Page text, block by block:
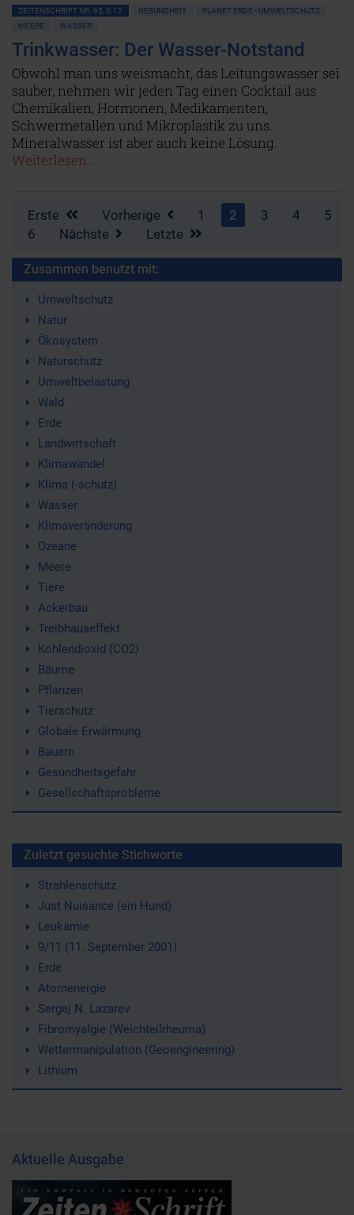
ZEITENSCHRIFT NR. 95, S.12 GESUNDHEIT
PLANET ERDE • UMWELTSCHUTZ
MEERE
WASSER
Trinkwasser: Der Wasser-Notstand
Obwohl man uns weismacht, das Leitungswasser sei
sauber, nehmen wir jeden Tag einen Cocktail aus
Chemikalien, Hormonen, Medikamenten,
Schwermetallen und Mikroplastik zu uns.
Mineralwasser ist aber auch keine Lösung.
Weiterlesen...
Erste Vorherige 1 2 3 4
5
6
Nächste Letzte
Zusammen benutzt mit:
Umweltschutz
Natur
Ökosystem
Naturschutz
Umweltbelastung
Wald
Erde
Landwirtschaft
Klimawandel
Klima (-schutz)
Wasser
Klimaveränderung
Ozeane
Meere
Tiere
Ackerbau
Treibhauseffekt
Kohlendioxid (CO2)
Bäume
Pflanzen
Tierschutz
Globale Erwärmung
Bauern
Gesundheitsgefahr
Gesellschaftsprobleme
Zuletzt gesuchte Stichworte
Strahlenschutz
Just Nuisance (ein Hund)
Leukämie
9/11 (11. September 2001)
Erde
Atomenergie
Sergej N. Lazarev
Fibromyalgie (Weichteilrheuma)
Wettermanipulation (Geoengineering)
Lithium
Aktuelle Ausgabe